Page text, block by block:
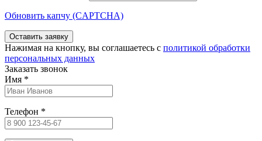
Обновить капчу (CAPTCHA)
Нажимая на кнопку, вы соглашаетесь c политикой обработки
персональных данных
Заказать звонок
Имя *
Телефон *